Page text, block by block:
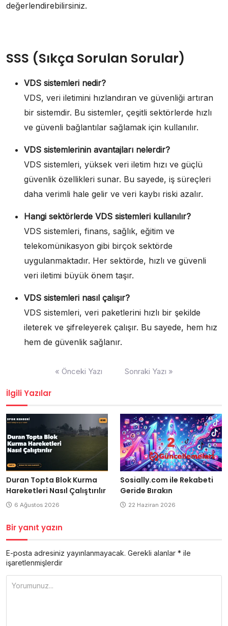
değerlendirebilirsiniz.
SSS (Sıkça Sorulan Sorular)
VDS sistemleri nedir?
VDS, veri iletimini hızlandıran ve güvenliği artıran
bir sistemdir. Bu sistemler, çeşitli sektörlerde hızlı
ve güvenli bağlantılar sağlamak için kullanılır.
VDS sistemlerinin avantajları nelerdir?
VDS sistemleri, yüksek veri iletim hızı ve güçlü
güvenlik özellikleri sunar. Bu sayede, iş süreçleri
daha verimli hale gelir ve veri kaybı riski azalır.
Hangi sektörlerde VDS sistemleri kullanılır?
VDS sistemleri, finans, sağlık, eğitim ve
telekomünikasyon gibi birçok sektörde
uygulanmaktadır. Her sektörde, hızlı ve güvenli
veri iletimi büyük önem taşır.
VDS sistemleri nasıl çalışır?
VDS sistemleri, veri paketlerini hızlı bir şekilde
ileterek ve şifreleyerek çalışır. Bu sayede, hem hız
hem de güvenlik sağlanır.
« Önceki Yazı Sonraki Yazı »
İlgili Yazılar
Duran Topta Blok Kurma
Hareketleri Nasıl Çalıştırılır
6 Ağustos 2026
Sosially.com ile Rekabeti
Geride Bırakın
22 Haziran 2026
Bir yanıt yazın
E-posta adresiniz yayınlanmayacak. Gerekli alanlar * ile
işaretlenmişlerdir